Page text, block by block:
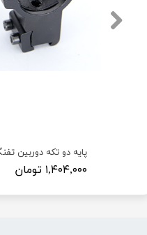
پایه دو تکه دوربین تفنگ
۱,۴۰۴,۰۰۰ تومان